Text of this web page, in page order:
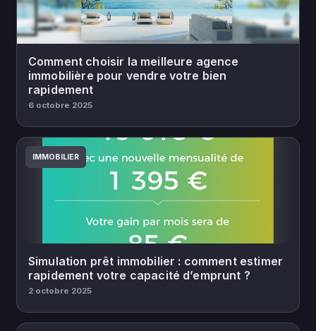
Comment choisir la meilleure agence
immobilière pour vendre votre bien
rapidement
6 octobre 2025
IMMOBILIER
Simulation prêt immobilier : comment estimer
rapidement votre capacité d’emprunt ?
2 octobre 2025